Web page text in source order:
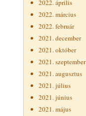
2022. április
2022. március
2022. február
2021. december
2021. október
2021. szeptember
2021. augusztus
2021. július
2021. június
2021. május